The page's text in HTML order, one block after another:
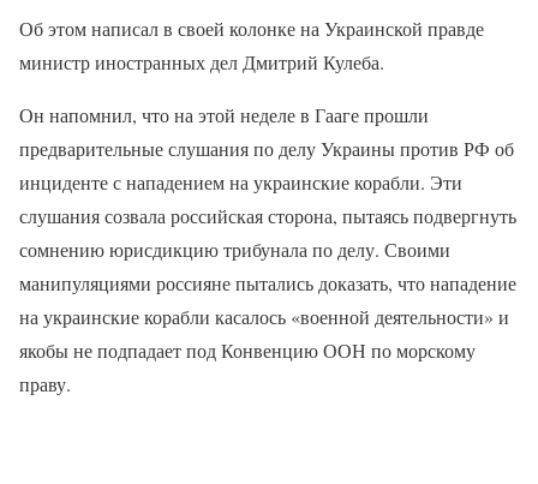
Об этом написал в своей колонке на Украинской правде
министр иностранных дел Дмитрий Кулеба.
Он напомнил, что на этой неделе в Гааге прошли
предварительные слушания по делу Украины против РФ об
инциденте с нападением на украинские корабли. Эти
слушания созвала российская сторона, пытаясь подвергнуть
сомнению юрисдикцию трибунала по делу. Своими
манипуляциями россияне пытались доказать, что нападение
на украинские корабли касалось «военной деятельности» и
якобы не подпадает под Конвенцию ООН по морскому
праву.